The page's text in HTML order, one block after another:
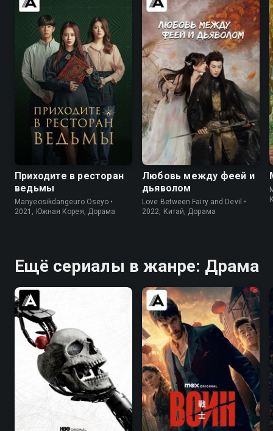
предстоит доказать, можно ли,
подобно летописи, в одночасье
переписать собственную
судьбу.
предстоит доказать, можно ли,
подобно летописи, в одночасье
переписать собственную
судьбу.
7.8 7.3
Приходите в ресторан
ведьмы
Manyeosikdangeuro Oseyo •
2021, Южная Корея, Дорама
8.6 8.4
Любовь между феей и
дьяволом
Love Between Fairy and Devil •
2022, Китай, Дорама
Ещё сериалы в жанре: Драма